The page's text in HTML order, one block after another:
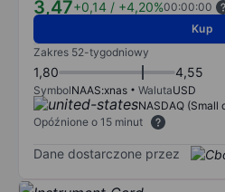
3,47+0,14 / +4,20%00:00:00
Kup
Zakres 52-tygodniowy
1,80 4,55
SymbolNAAS:xnas WalutaUSD
NASDAQ (Small
Opóźnione o 15 minut
Dane dostarczone przez